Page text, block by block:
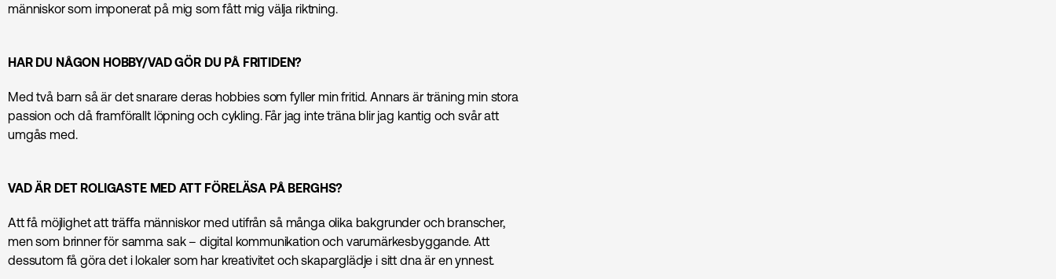
människor som imponerat på mig som fått mig välja riktning.
HAR DU NÅGON HOBBY/VAD GÖR DU PÅ FRITIDEN?
Med två barn så är det snarare deras hobbies som fyller min fritid. Annars är träning min stora
passion och då framförallt löpning och cykling. Får jag inte träna blir jag kantig och svår att
umgås med.
VAD ÄR DET ROLIGASTE MED ATT FÖRELÄSA PÅ BERGHS?
Att få möjlighet att träffa människor med utifrån så många olika bakgrunder och branscher,
men som brinner för samma sak – digital kommunikation och varumärkesbyggande. Att
dessutom få göra det i lokaler som har kreativitet och skaparglädje i sitt dna är en ynnest.